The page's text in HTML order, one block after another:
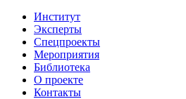
Институт
Эксперты
Спецпроекты
Мероприятия
Библиотека
О проекте
Контакты